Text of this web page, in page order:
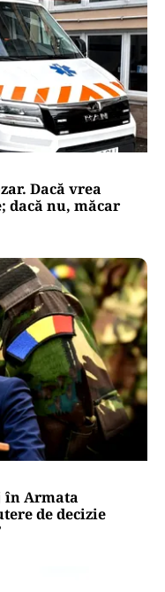
Dacă vrea
dacă nu, măcar
în Armata
de decizie